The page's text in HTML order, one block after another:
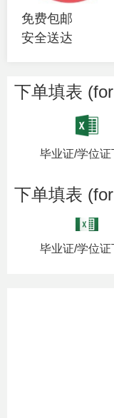
免费包邮
安全送达
下单填表
毕业证/学位证
下单填表
毕业证/学位证